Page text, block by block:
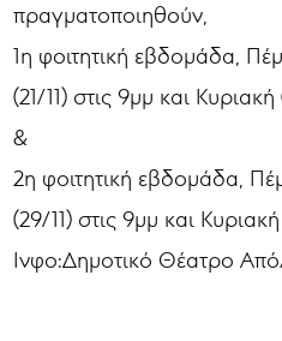
πραγματοποιηθούν,
1η φοιτητική εβδομάδα,
(21/11) στις 9μμ και
&
2η φοιτητική εβδομάδα,
(29/11) στις 9μμ και
Ινφο:Δημοτικό Θέατρο